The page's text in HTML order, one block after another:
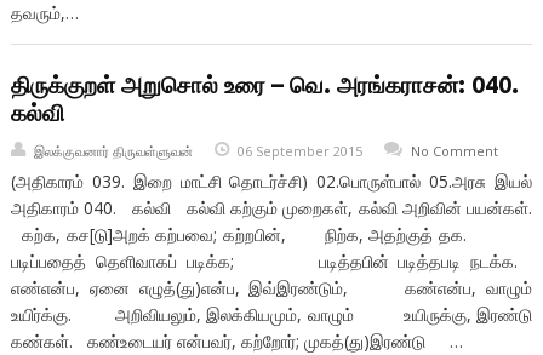
தவரும்,…
திருக்குறள் அறுசொல் உரை – வெ. அரங்கராசன்: 040.
கல்வி
இலக்குவனார் திருவள்ளுவன் 06 September 2015 No Comment
(அதிகாரம் 039. இறை மாட்சி தொடர்ச்சி) 02.பொருள்பால் 05.அரசு இயல்
அதிகாரம் 040. கல்வி கல்வி கற்கும் முறைகள், கல்வி அறிவின் பயன்கள்.
கற்க, கச[டு]அறக் கற்பவை; கற்றபின், நிற்க, அதற்குத் தக.
படிப்பதைத் தெளிவாகப் படிக்க; படித்தபின் படித்தபடி நடக்க.
எண்என்ப, ஏனை எழுத்(து)என்ப, இவ்இரண்டும், கண்என்ப, வாழும்
உயிர்க்கு. அறிவியலும், இலக்கியமும், வாழும் உயிருக்கு, இரண்டு
கண்கள். கண்உடையர் என்பவர், கற்றோர்; முகத்(து)இரண்டு …